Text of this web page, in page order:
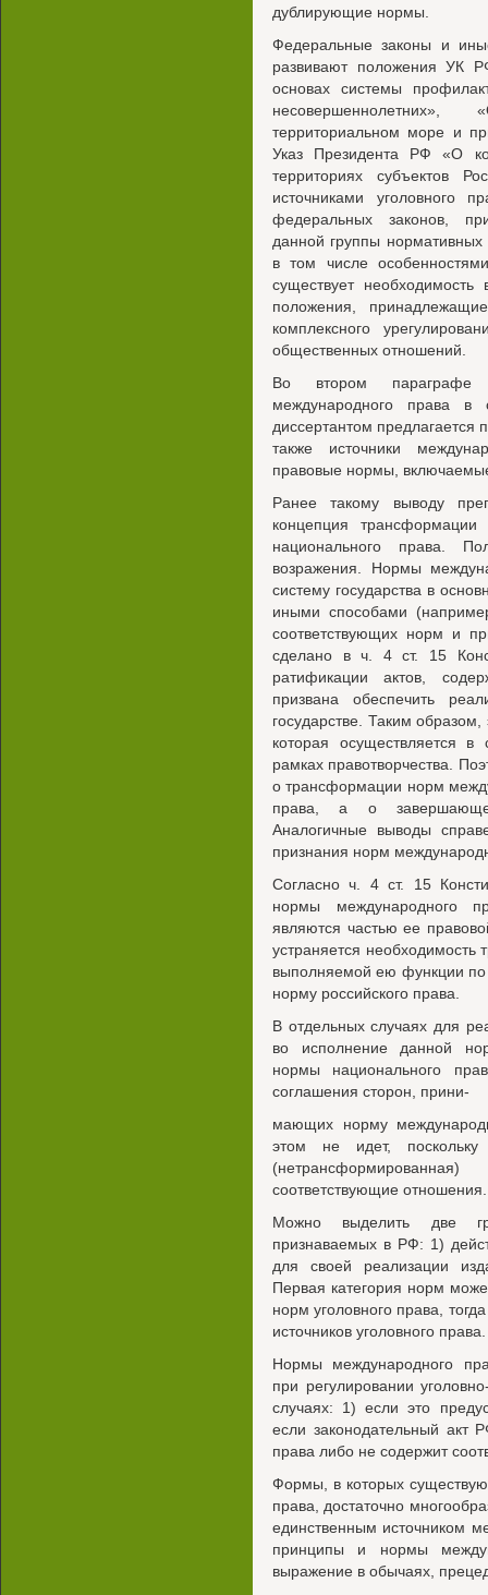
дублирующие нормы.
Федеральные законы и
развивают положения УК
основах системы
территориальном море и
Указ Президента РФ «О
территориях субъектов
источниками уголовного
федеральных законов,
данной группы
в том числе
существует
положения,
комплексного
общественных отношений.
Во втором параграфе
международного права в
диссертантом предлагается
также источники
правовые нормы,
Ранее такому выводу
концепция
национального права.
возражения. Нормы
систему государства в
иными способами
соответствующих норм и
сделано в ч. 4 ст. 15
ратификации актов,
призвана обеспечить
государстве. Таким
которая осуществляется
рамках правотворчества.
о трансформации норм
права, а о
Аналогичные выводы
признания норм
Согласно ч. 4 ст. 15
нормы международного
являются частью ее
устраняется необходимость
выполняемой ею функции
норму российского права.
В отдельных случаях для
во исполнение данной
нормы национального
соглашения сторон, прини-
мающих норму
этом не идет, поскольку
соответствующие отношения.
Можно выделить две
признаваемых в РФ: 1)
для своей реализации
Первая категория норм
норм уголовного права,
источников уголовного права.
Нормы международного
при регулировании
случаях: 1) если это
если законодательный акт
права либо не содержит
Формы, в которых
права, достаточно
единственным источником
принципы и нормы
выражение в обычаях,